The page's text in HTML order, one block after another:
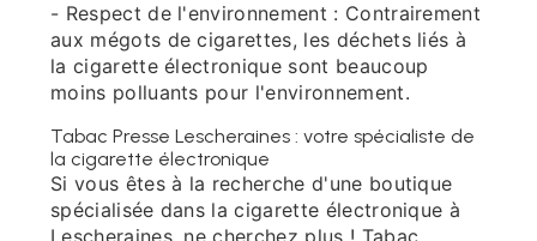
- Respect de l'environnement : Contrairement
aux mégots de cigarettes, les déchets liés à
la cigarette électronique sont beaucoup
moins polluants pour l'environnement.
Tabac Presse Lescheraines : votre spécialiste de
la cigarette électronique
Si vous êtes à la recherche d'une boutique
spécialisée dans la cigarette électronique à